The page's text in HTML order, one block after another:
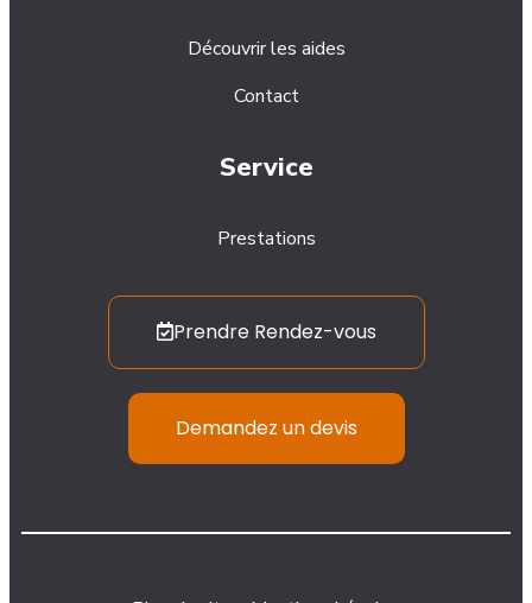
Découvrir les aides
Contact
Service
Prestations
Prendre Rendez-vous
Demandez un devis